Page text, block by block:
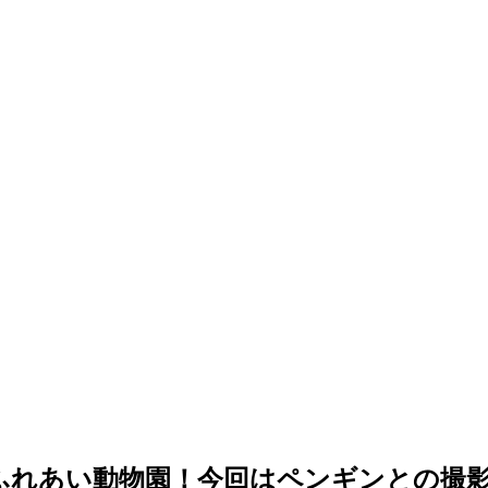
れあい動物園！今回はペンギンとの撮